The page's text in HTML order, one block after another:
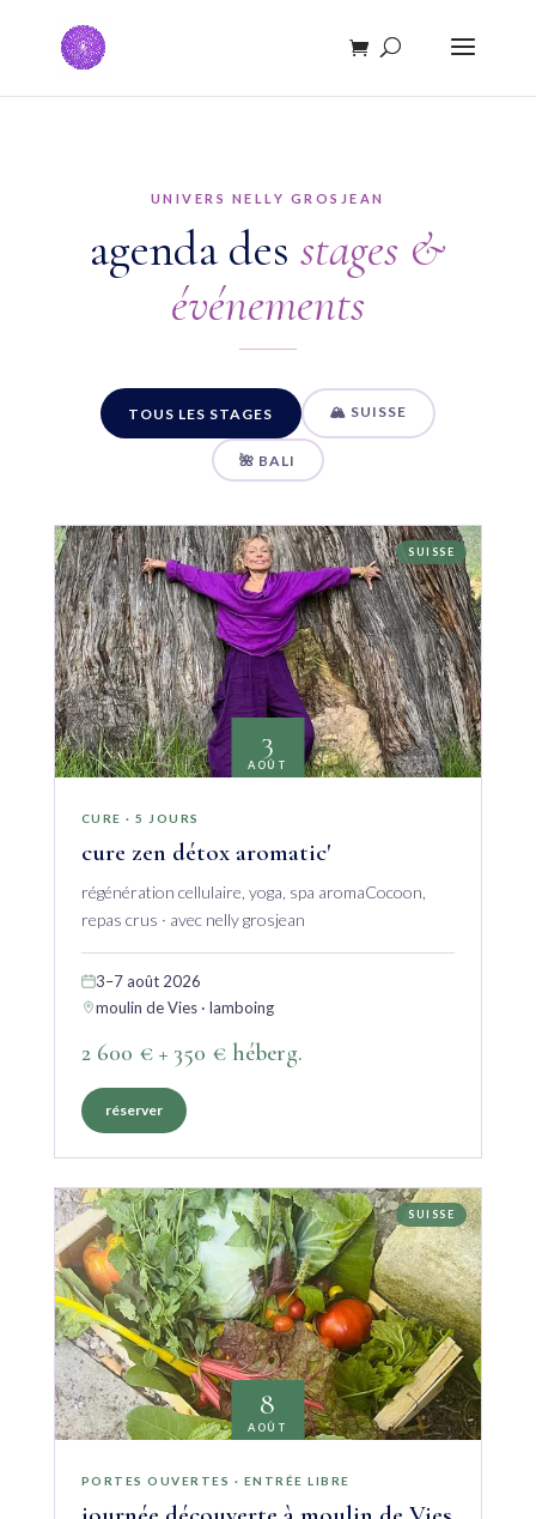
UNIVERS NELLY GROSJEAN
agenda desstages &
événements
TOUS LES STAGES 🏔 SUISSE
🌺 BALI
SUISSE
3
AOÛT
CURE · 5 JOURS
cure zen détox aromatic'
régénération cellulaire, yoga, spa aromaCocoon,
repas crus · avec nelly grosjean
3–7 août 2026
moulin de Vies · lamboing
2 600 € + 350 € héberg.
réserver
SUISSE
8
AOÛT
PORTES OUVERTES · ENTRÉE LIBRE